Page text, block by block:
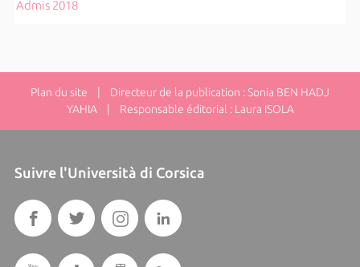
Admis 2018
Plan du site | Directeur de la publication : Sonia BEN HADJ
YAHIA | Responsable éditorial : Laura ISOLA
Suivre l'Università di Corsica